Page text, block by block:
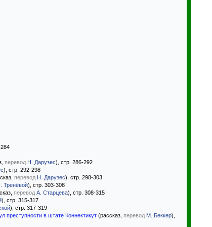
перевод Н. Дарузес), стр. 286-292
), стр. 292-298
перевод Н. Дарузес), стр. 298-303
Тренёвой), стр. 303-308
перевод А. Старцева), стр. 308-315
), стр. 315-317
), стр. 317-319
преступности в штате Коннектикут (рассказ, перевод М. Беккер),